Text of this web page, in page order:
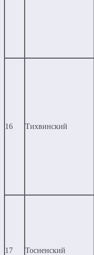
16 Тихвинский
17 Тосненский